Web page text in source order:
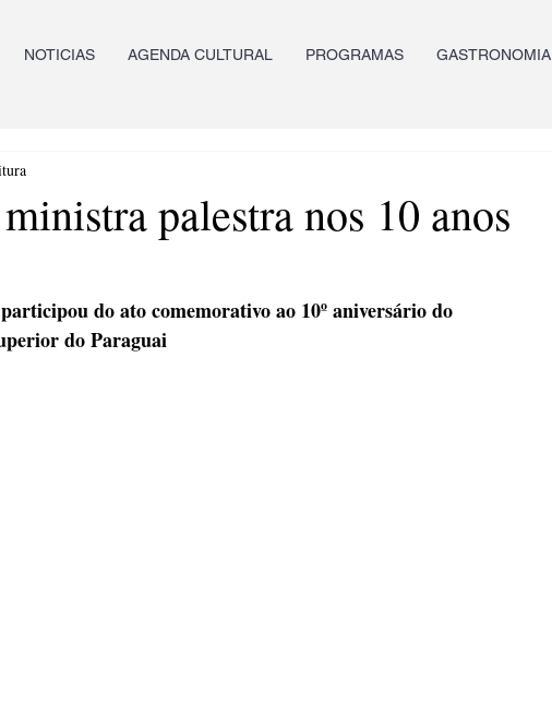
NOTICIAS AGENDA CULTURAL PROGRAMAS GASTRONOMIA
palestra nos 10 anos
do ato comemorativo ao 10º aniversário do
do Paraguai